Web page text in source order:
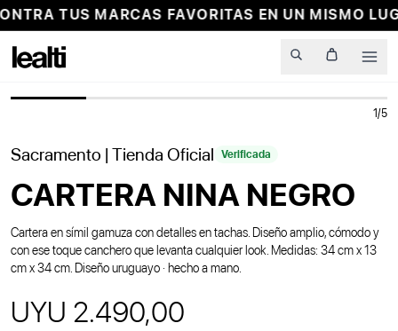
TUS MARCAS FAVORITAS EN UN MISMO
PROBADOR VIRTUAL
1/5
Sacramento | Tienda Oficial Verificada
CARTERA NINA NEGRO
Cartera en símil gamuza con detalles en tachas. Diseño amplio, cómodo y
con ese toque canchero que levanta cualquier look. Medidas: 34 cm x 13
cm x 34 cm. Diseño uruguayo · hecho a mano.
UYU 2.490,00